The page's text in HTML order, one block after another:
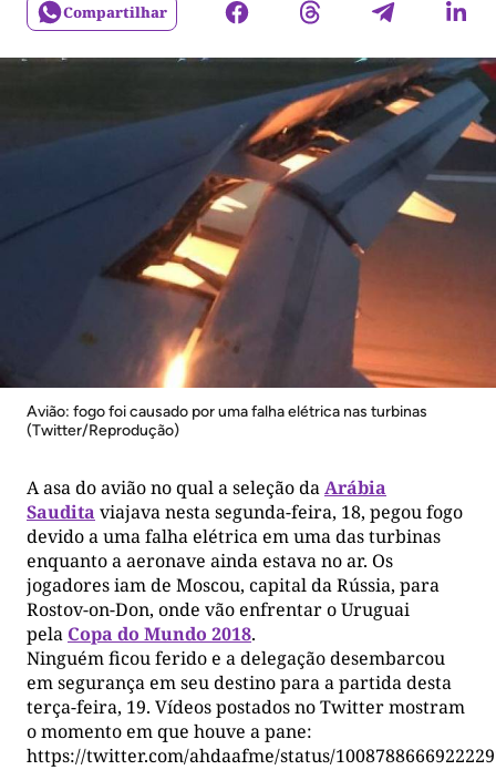
Compartilhar
Avião: fogo foi causado por uma falha elétrica nas turbinas
(Twitter/Reprodução)
A asa do avião no qual a seleção daArábia
Saudita viajava nesta segunda-feira, 18, pegou fogo
devido a uma falha elétrica em uma das turbinas
enquanto a aeronave ainda estava no ar. Os
jogadores iam de Moscou, capital da Rússia, para
Rostov-on-Don, onde vão enfrentar o Uruguai
pela Copa do Mundo 2018.
Ninguém ficou ferido e a delegação desembarcou
em segurança em seu destino para a partida desta
terça-feira, 19. Vídeos postados no Twitter mostram
o momento em que houve a pane:
https://twitter.com/ahdaafme/status/